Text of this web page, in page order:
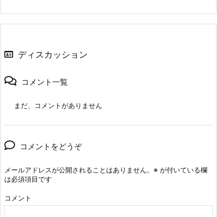
ディスカッション
コメント一覧
まだ、コメントがありません
コメントをどうぞ
メールアドレスが公開されることはありません。 ※ が付いている欄
は必須項目です
コメント